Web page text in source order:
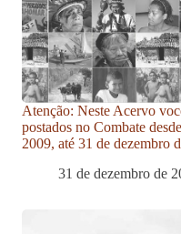
Atenção: Neste Acervo
postados no Combate
2009, até 31 de dezembro
31 de dezembro de